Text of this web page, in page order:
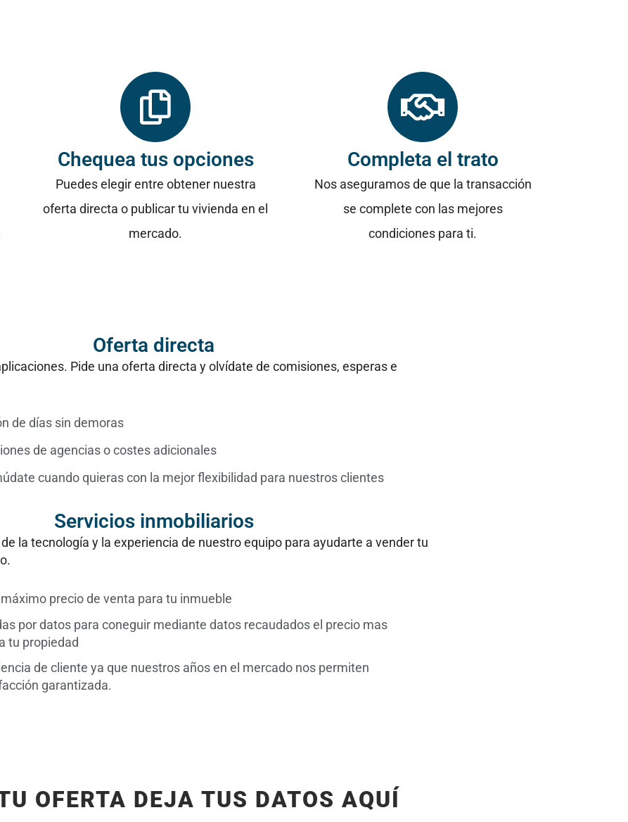
Chequea tus opciones
Puedes elegir entre obtener nuestra
oferta directa o publicar tu vivienda en el
mercado.
Completa el trato
Nos aseguramos de que la transacción
se complete con las mejores
condiciones para ti.
Oferta directa
Pide una oferta directa y olvídate de comisiones, esperas e
de días sin demoras
de agencias o costes adicionales
cuando quieras con la mejor flexibilidad para nuestros clientes
Servicios inmobiliarios
la tecnología y la experiencia de nuestro equipo para ayudarte a vender tu
precio de venta para tu inmueble
por datos para coneguir mediante datos recaudados el precio mas
tu propiedad
de cliente ya que nuestros años en el mercado nos permiten
garantizada.
OFERTA DEJA TUS DATOS AQUÍ